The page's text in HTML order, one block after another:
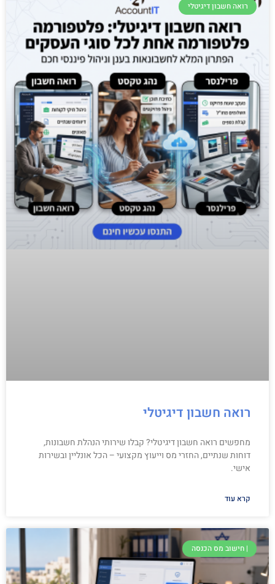
רואה חשבון דיגיטלי
רואה חשבון דיגיטלי
מחפשים רואה חשבון דיגיטלי? קבלו שירותי הנהלת חשבונות,
דוחות שנתיים, החזרי מס וייעוץ מקצועי – הכל אונליין ובשירות
אישי.
קרא עוד
| חישוב מס הכנסה